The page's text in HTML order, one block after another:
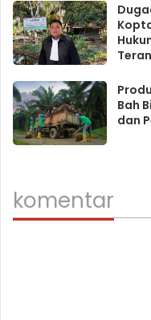
Bah
dan
komentar